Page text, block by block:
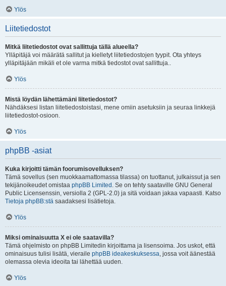
Ylös
Liitetiedostot
Mitkä liitetiedostot ovat sallittuja tällä alueella?
Ylläpitäjä voi määrätä sallitut ja kielletyt liitetiedostojen tyypit. Ota yhteys
ylläpitäjään mikäli et ole varma mitkä tiedostot ovat sallittuja..
Ylös
Mistä löydän lähettämäni liitetiedostot?
Nähdäksesi listan liitetiedostoistasi, mene omiin asetuksiin ja seuraa linkkejä
liitetiedostot-osioon.
Ylös
phpBB -asiat
Kuka kirjoitti tämän foorumisovelluksen?
Tämä sovellus (sen muokkaamattomassa tilassa) on tuottanut, julkaissut ja sen
tekijänoikeudet omistaa phpBB Limited . Se on tehty saataville GNU General
Public Licensenssin, versiolla 2 (GPL-2.0) ja sitä voidaan jakaa vapaasti. Katso
Tietoja phpBB:stä saadaksesi lisätietoja.
Ylös
Miksi ominaisuutta X ei ole saatavilla?
Tämä ohjelmisto on phpBB Limitedin kirjoittama ja lisensoima. Jos uskot, että
ominaisuus tulisi lisätä, vieraile phpBB ideakeskuksessa, jossa voit äänestää
olemassa olevia ideoita tai lähettää uuden.
Ylös